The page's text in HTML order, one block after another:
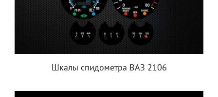
Шкалы спидометра ВАЗ 2106